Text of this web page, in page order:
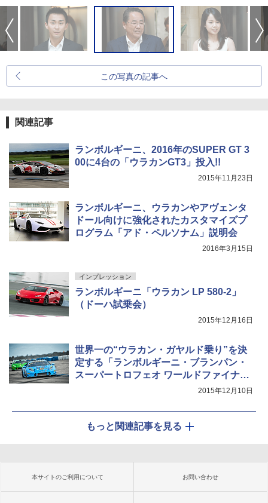
この写真の記事へ
関連記事
ランボルギーニ、2016年のSUPER GT 3
00に4台の「ウラカンGT3」投入!!
2015年11月23日
ランボルギーニ、ウラカンやアヴェンタ
ドール向けに強化されたカスタマイズプ
ログラム「アド・ペルソナム」説明会
2016年3月15日
インプレッション
ランボルギーニ「ウラカン LP 580-2」
（ドーハ試乗会）
2015年12月16日
世界一の“ウラカン・ガヤルド乗り”を決
定する「ランボルギーニ・ブランパン・
スーパートロフェオ ワールドファイナル
2015年12月10日
もっと関連記事を見る
本サイトのご利用について お問い合わせ